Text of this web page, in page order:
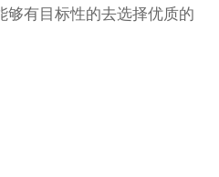
够有目标性的去选择优质的